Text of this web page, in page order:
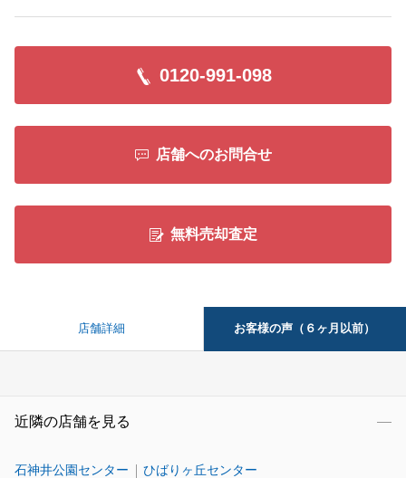
0120-991-098
店舗へのお問合せ
無料売却査定
店舗詳細 お客様の声（６ヶ月以前）
近隣の店舗を見る
石神井公園センター ひばりヶ丘センター